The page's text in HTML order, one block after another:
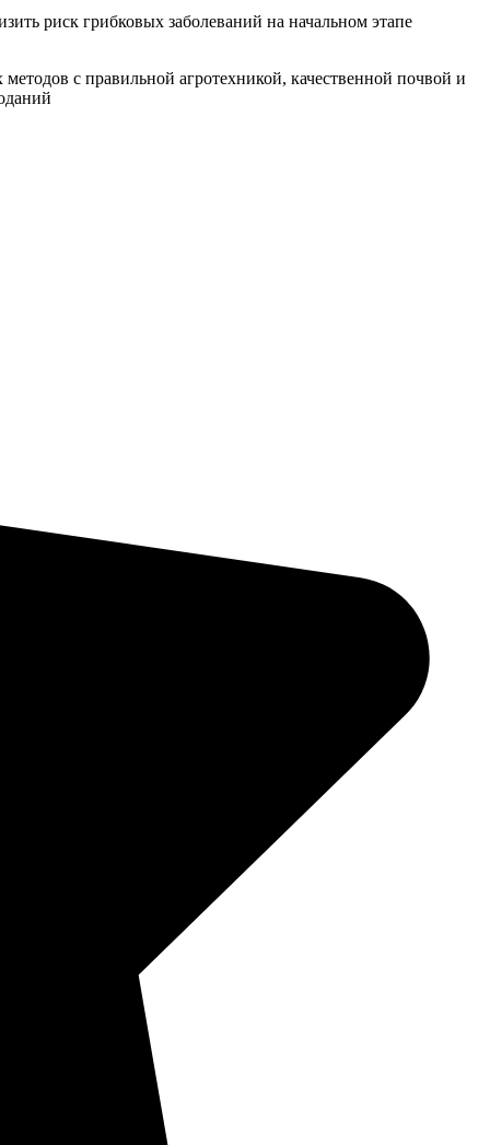
риск грибковых заболеваний на начальном этапе
с правильной агротехникой, качественной почвой и